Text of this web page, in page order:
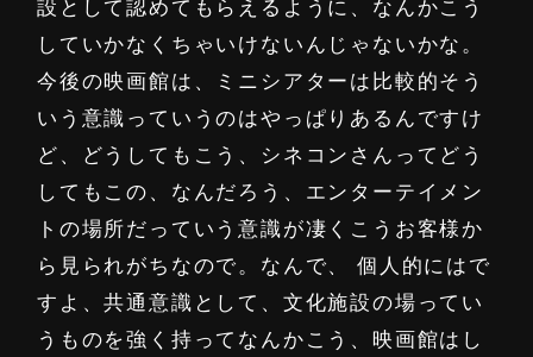
設として認めてもらえるように、なんかこう
していかなくちゃいけないんじゃないかな。
今後の映画館は、ミニシアターは比較的そう
いう意識っていうのはやっぱりあるんですけ
ど、どうしてもこう、シネコンさんってどう
してもこの、なんだろう、エンターテイメン
トの場所だっていう意識が凄くこうお客様か
ら見られがちなので。なんで、 個人的にはで
すよ、共通意識として、文化施設の場ってい
うものを強く持ってなんかこう、映画館はし